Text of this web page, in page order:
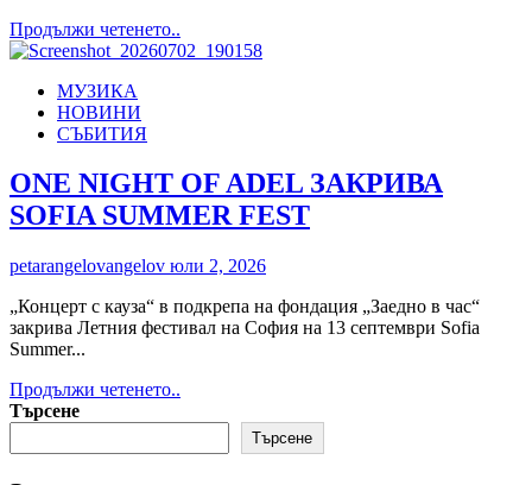
Продължи четенето..
more
КАК
ПОП
МУЗИКАТА
ОТ
ДО
ДНЕС
МУЗИКА
НОВИНИ
СЪБИТИЯ
ONE NIGHT OF ADEL ЗАКРИВА
SOFIA SUMMER FEST
petarangelovangelov юли 2, 2026
„Концерт с кауза“ в подкрепа на фондация „Заедно в час“
закрива Летния фестивал на София на 13 септември Sofia
Summer...
Продължи четенето..
ONE
Търсене
Търсене